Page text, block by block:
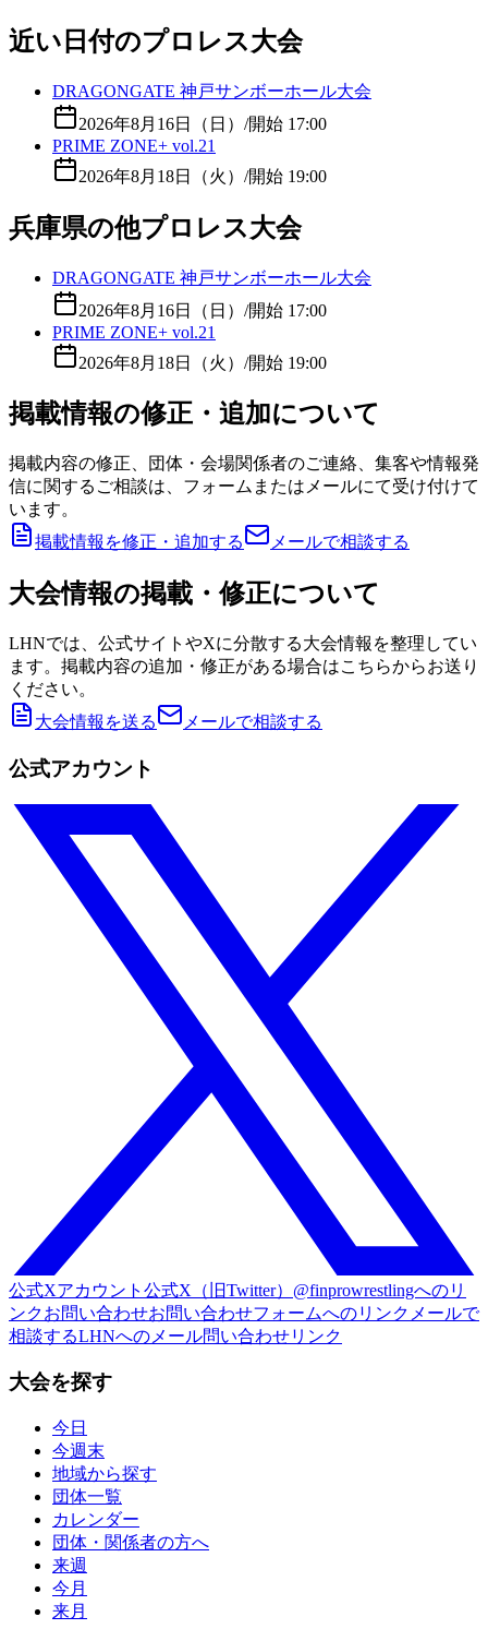
近い日付のプロレス大会
DRAGONGATE 神戸サンボーホール大会
2026年8月16日（日） /開始 17:00
PRIME ZONE+ vol.21
2026年8月18日（火） /開始 19:00
兵庫県の他プロレス大会
DRAGONGATE 神戸サンボーホール大会
2026年8月16日（日） /開始 17:00
PRIME ZONE+ vol.21
2026年8月18日（火） /開始 19:00
掲載情報の修正・追加について
掲載内容の修正、団体・会場関係者のご連絡、集客や情報発
信に関するご相談は、フォームまたはメールにて受け付けて
います。
掲載情報を修正・追加する
メールで相談する
大会情報の掲載・修正について
LHNでは、公式サイトやXに分散する大会情報を整理してい
ます。掲載内容の追加・修正がある場合はこちらからお送り
ください。
大会情報を送る
メールで相談する
公式アカウント
公式Xアカウント 公式X（旧Twitter）@finprowrestlingへのリ
ンクお問い合わせお問い合わせフォームへのリンク メールで
相談するLHNへのメール問い合わせリンク
大会を探す
今日
今週末
地域から探す
団体一覧
カレンダー
団体・関係者の方へ
来週
今月
来月